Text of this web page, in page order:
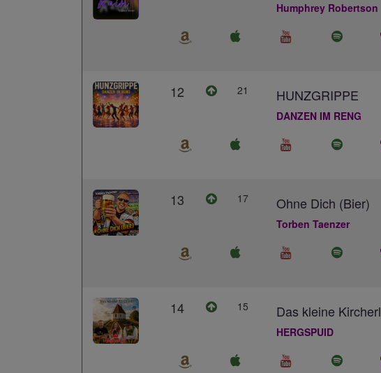
Humphrey Robertson
12 21 HUNZGRIPPE
DANZEN IM RENG
13 17 Ohne Dich (Bier)
Torben Taenzer
14 15 Das kleine Kircherl
HERGSPUID